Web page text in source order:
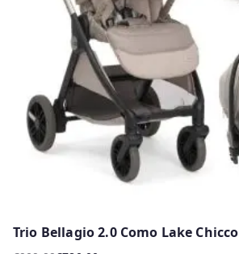
Trio Bellagio 2.0 Como Lake Chicco